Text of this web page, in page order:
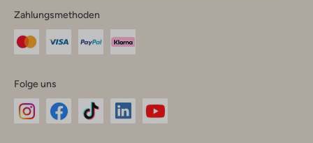
Zahlungsmethoden
Folge uns